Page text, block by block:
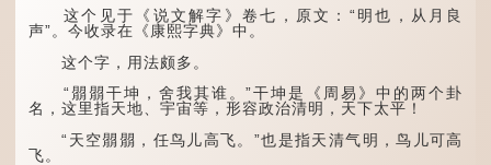
五行当中“金”对应秋
季，代表凉爽肃杀之
气。“运”是“运行”，描写大
暑的酷热阻碍了金气的流
“荆扬”指荆州（湖北）
和扬州（江苏），泛指长江
中下游地区，“...
其中「翦绺」即剪断他
人衣带以窃取钱物，是小偷
这个见于《说文解字》卷七，原文：“明也，从月良
声”。今收录在《康熙字典》中。
这个字，用法颇多。
“朤朤干坤，舍我其谁。”干坤是《周易》中的两个卦
名，这里指天地、宇宙等，形容政治清明，天下太平！
“天空朤朤，任鸟儿高飞。”也是指天清气明，鸟儿可高
飞。